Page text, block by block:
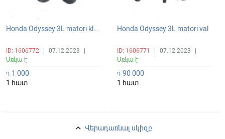
Honda Odyssey 3L matori klapani prujin
ID: 1606772 07.12.2023
Առկա է
֏ 1 000
1 հատ
Honda Odyssey 3L matori val
ID: 1606771 07.12.2023
Առկա է
֏90 000
1 հատ
keyboard_arrow_up Վերադառնալ սկիզբ